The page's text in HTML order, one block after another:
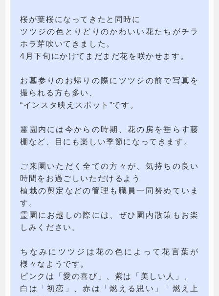
桜が葉桜になってきたと同時に
ツツジの色とりどりのかわいい花たちがチラ
ホラ芽吹いてきました。
4月下旬にかけてまだまだ花を咲かせます。
お墓参りのお帰りの際にツツジの前で写真を
撮られる方も多い、
“インスタ映えスポット”です。
霊園内には今からの時期、花の房を垂らす藤
棚など、目にも楽しい季節になってきます。
ご来園いただく全ての方々が、気持ちの良い
時間をお過ごしいただけるよう
植栽の剪定などの管理も職員一同努めていま
す。
霊園にお越しの際には、ぜひ園内散策もお楽
しみください。
ちなみにツツジは花の色によって花言葉が
様々なようです。
ピンクは「愛の喜び」、紫は「美しい人」、
白は「初恋」、赤は「燃える思い」「燃え上